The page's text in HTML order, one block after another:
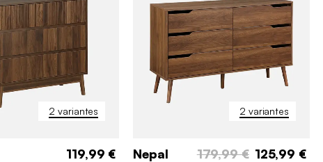
2 variantes
119,99 €
2 variantes
Nepal 179,99 € 125,99 €